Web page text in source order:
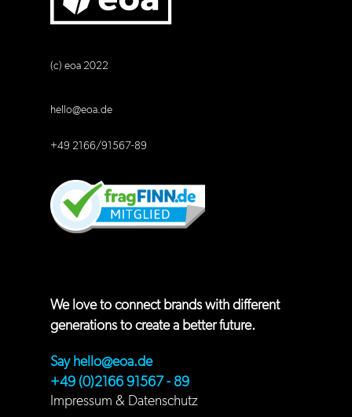
(c) eoa 2022
hello@eoa.de
+49 2166/91567-89
We love to connect brands with different
generations to create a better future.
Say hello@eoa.de
+49 (0)2166 91567 - 89
Impressum & Datenschutz